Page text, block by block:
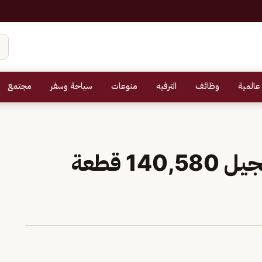
وظائف الترفيه منوعات سياحة وسفر مجتمع
السجل العقاري يبدأ تسجيل 140,580 قطعة